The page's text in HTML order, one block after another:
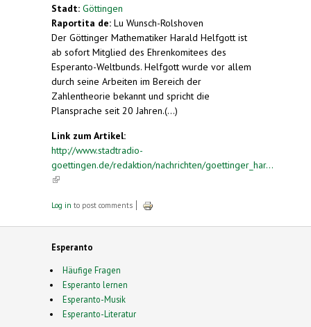
Stadt: Göttingen
Raportita de: Lu Wunsch-Rolshoven
Der Göttinger Mathematiker Harald Helfgott ist
ab sofort Mitglied des Ehrenkomitees des
Esperanto-Weltbunds. Helfgott wurde vor allem
durch seine Arbeiten im Bereich der
Zahlentheorie bekannt und spricht die
Plansprache seit 20 Jahren.(...)
Link zum Artikel:
http://www.stadtradio-
goettingen.de/redaktion/nachrichten/goettinger_har...
(link is external)
Log in to post comments
Esperanto
Häufige Fragen
Esperanto lernen
Esperanto-Musik
Esperanto-Literatur